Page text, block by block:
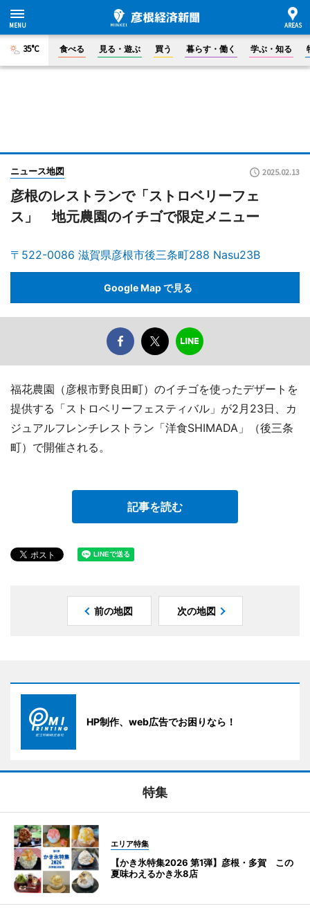
35°C 食べる 見る・遊ぶ 買う 暮らす・働く 学ぶ・知る
ニュース地図 2025.02.13
彦根のレストランで「ストロベリーフェ
ス」 地元農園のイチゴで限定メニュー
〒522-0086 滋賀県彦根市後三条町288 Nasu23B
Google Map で見る
福花農園（彦根市野良田町）のイチゴを使ったデザートを
提供する「ストロベリーフェスティバル」が2月23日、カ
ジュアルフレンチレストラン「洋食SHIMADA」（後三条
町）で開催される。
記事を読む
前の地図 次の地図
HP制作、web広告でお困りなら！
特集
エリア特集
【かき氷特集2026 第1弾】彦根・多賀 この
夏味わえるかき氷8店